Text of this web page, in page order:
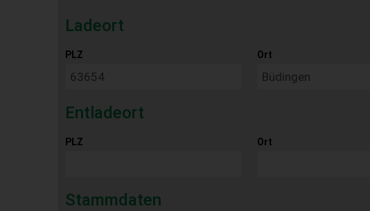
Ladeort
PLZ Ort
Entladeort
PLZ Ort
Stammdaten